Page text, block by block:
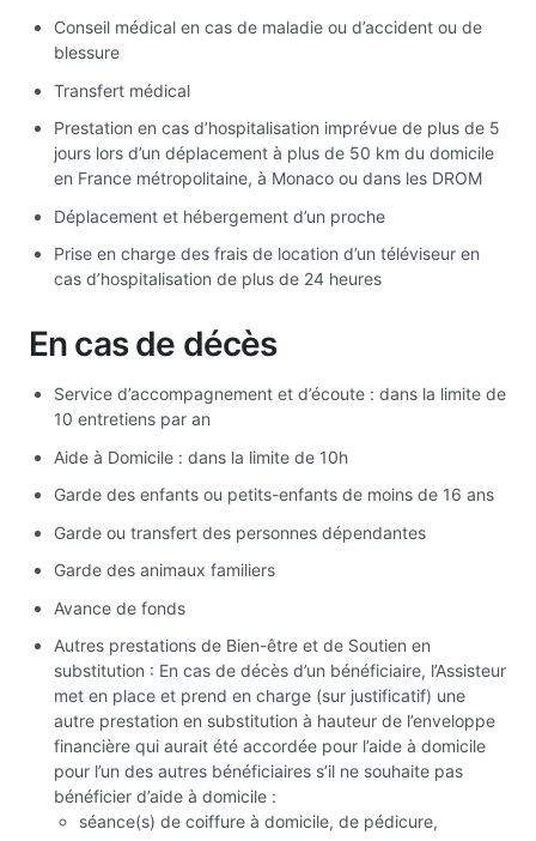
Conseil médical en cas de maladie ou d’accident ou de
blessure
Transfert médical
Prestation en cas d’hospitalisation imprévue de plus de 5
jours lors d’un déplacement à plus de 50 km du domicile
en France métropolitaine, à Monaco ou dans les DROM
Déplacement et hébergement d’un proche
Prise en charge des frais de location d’un téléviseur en
cas d’hospitalisation de plus de 24 heures
En cas de décès
Service d’accompagnement et d’écoute : dans la limite de
10 entretiens par an
Aide à Domicile : dans la limite de 10h
Garde des enfants ou petits-enfants de moins de 16 ans
Garde ou transfert des personnes dépendantes
Garde des animaux familiers
Avance de fonds
Autres prestations de Bien-être et de Soutien en
substitution : En cas de décès d’un bénéficiaire, l’Assisteur
met en place et prend en charge (sur justificatif) une
autre prestation en substitution à hauteur de l’enveloppe
financière qui aurait été accordée pour l’aide à domicile
pour l’un des autres bénéficiaires s’il ne souhaite pas
bénéficier d’aide à domicile :
séance(s) de coiffure à domicile, de pédicure,